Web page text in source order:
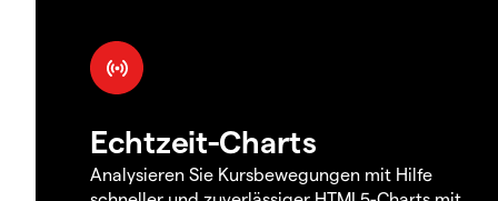
Echtzeit-Charts
Analysieren Sie Kursbewegungen mit Hilfe